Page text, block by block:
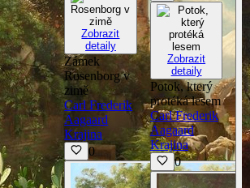
Zobrazit
detaily
Zámek
Rosenborg v
zimě
Carl Frederik
Aagaard
Krajina
0
Zobrazit
detaily
Potok, který
protéká lesem
Carl Frederik
Aagaard
Krajina
0